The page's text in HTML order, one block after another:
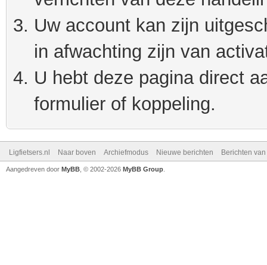
Uw account kan zijn
in afwachting zijn van
U hebt deze pagina direct
formulier of koppeling.
Ligfietsers.nl Naar boven Archiefmodus Nieuwe berichten Berichten
Aangedreven door MyBB , © 2002-2026 MyBB Group